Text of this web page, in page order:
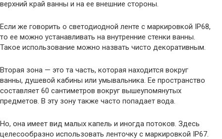
верхний край ванны и на ее внешние стороны.
Если же говорить о светодиодной ленте с маркировкой IP68,
то ее можно устанавливать на внутренние стенки ванны.
Такое использование можно назвать чисто декоративным.
Вторая зона — это та часть, которая находится вокруг
ванны, душевой кабины или умывальника. Ее пространство
составляет 60 сантиметров вокруг вышеупомянутых
предметов. В эту зону также часто попадает вода.
Но, она имеет вид малых капель и иногда потоков. Здесь
целесообразно использовать ленточку с маркировкой IP67.